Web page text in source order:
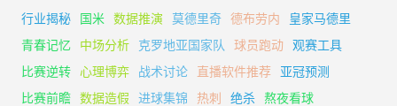
行业揭秘
国米 数据推演 莫德里奇 德布劳内
皇家马德里
青春记忆
中场分析 克罗地亚国家队 球员跑动
观赛工具
比赛逆转
心理博弈 战术讨论 直播软件推荐
亚冠预测
比赛前瞻
数据造假 进球集锦 热刺 绝杀
熬夜看球